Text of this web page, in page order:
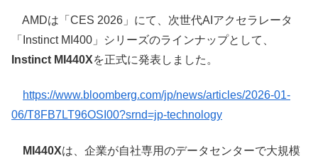
AMDは「CES 2026」にて、次世代AIアクセラレータ
「Instinct MI400」シリーズのラインナップとして、
Instinct MI440Xを正式に発表しました。
https://www.bloomberg.com/jp/news/articles/2026-01-
06/T8FB7LT96OSI00?srnd=jp-technology
MI440Xは、企業が自社専用のデータセンターで大規模